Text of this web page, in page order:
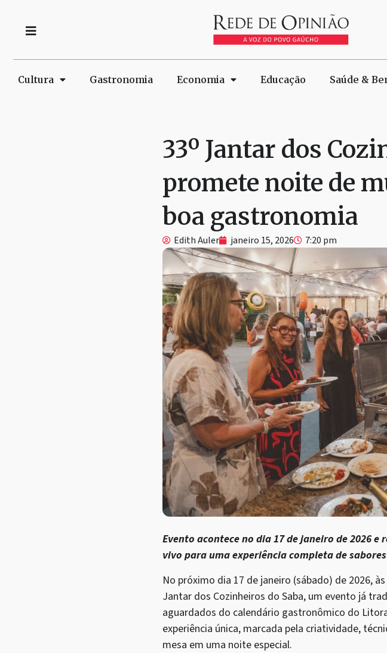
Cultura Gastronomia Economia Educação Saúde &
33º Jantar dos
promete noite de
boa gastronomia
Edith Auler janeiro 15, 2026 7:20 pm
Evento acontece no dia 17 de janeiro de 2026
vivo para uma experiência completa de
No próximo dia 17 de janeiro (sábado) de 2026,
Jantar dos Cozinheiros do Saba, um evento já
aguardados do calendário gastronômico do
experiência única, marcada pela criatividade,
mesa em uma noite especial.